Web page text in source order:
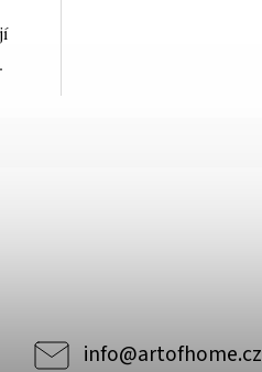
info@artofhome.cz